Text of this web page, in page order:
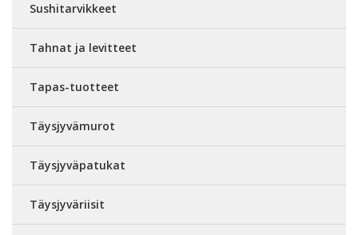
Sushitarvikkeet
Tahnat ja levitteet
Tapas-tuotteet
Täysjyvämurot
Täysjyväpatukat
Täysjyväriisit